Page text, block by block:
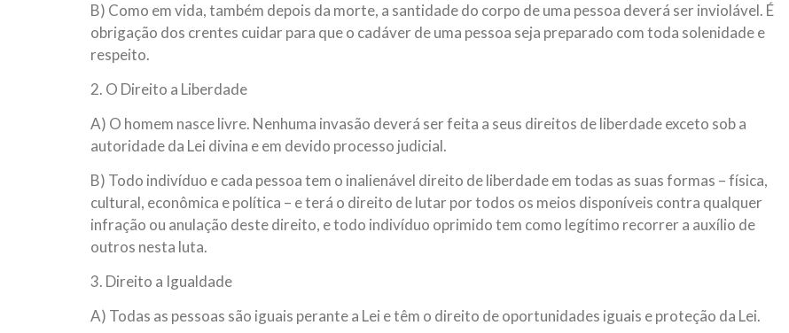
B) Como em vida, também depois da morte, a santidade do corpo de uma pessoa deverá ser inviolável. É
obrigação dos crentes cuidar para que o cadáver de uma pessoa seja preparado com toda solenidade e
respeito.
2. O Direito a Liberdade
A) O homem nasce livre. Nenhuma invasão deverá ser feita a seus direitos de liberdade exceto sob a
autoridade da Lei divina e em devido processo judicial.
B) Todo indivíduo e cada pessoa tem o inalienável direito de liberdade em todas as suas formas – física,
cultural, econômica e política – e terá o direito de lutar por todos os meios disponíveis contra qualquer
infração ou anulação deste direito, e todo indivíduo oprimido tem como legítimo recorrer a auxílio de
outros nesta luta.
3. Direito a Igualdade
A) Todas as pessoas são iguais perante a Lei e têm o direito de oportunidades iguais e proteção da Lei.